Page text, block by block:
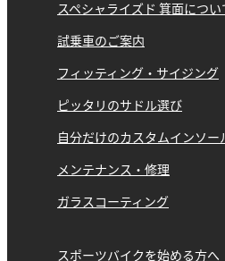
スペシャライズド 箕面につい
試乗車のご案内
フィッティング・サイジング
ピッタリのサドル選び
自分だけのカスタムインソー
メンテナンス・修理
ガラスコーティング
スポーツバイクを始める方へ